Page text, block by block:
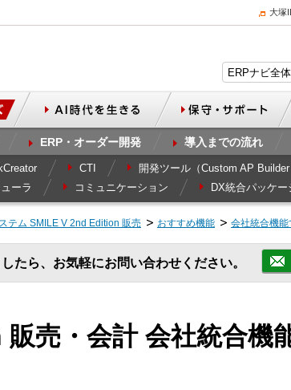
大塚
ERP・オーダー開発 導入までの流れ
CTI
開発ツール（Custom AP
ーラ コミュニケーション DX統合パッケー
テム SMILE V 2nd Edition 販売 おすすめ機能 会社統合機
たら、お気軽にお問い合わせください。
売・会計 会社統合機